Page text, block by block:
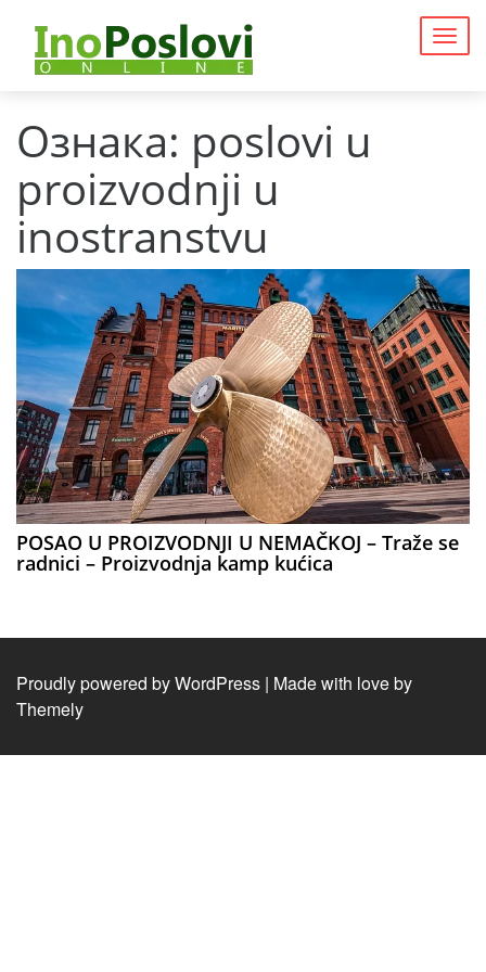
Ознака: poslovi u
proizvodnji u
inostranstvu
POSAO U PROIZVODNJI U NEMAČKOJ – Traže se
radnici – Proizvodnja kamp kućica
Proudly powered by WordPress | Made with love by
Themely